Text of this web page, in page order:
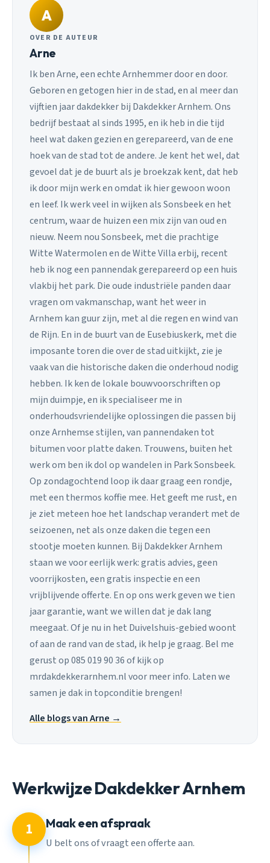
A
OVER DE AUTEUR
Arne
Ik ben Arne, een echte Arnhemmer door en door.
Geboren en getogen hier in de stad, en al meer dan
vijftien jaar dakdekker bij Dakdekker Arnhem. Ons
bedrijf bestaat al sinds 1995, en ik heb in die tijd
heel wat daken gezien en gerepareerd, van de ene
hoek van de stad tot de andere. Je kent het wel, dat
gevoel dat je de buurt als je broekzak kent, dat heb
ik door mijn werk en omdat ik hier gewoon woon
en leef. Ik werk veel in wijken als Sonsbeek en het
centrum, waar de huizen een mix zijn van oud en
nieuw. Neem nou Sonsbeek, met die prachtige
Witte Watermolen en de Witte Villa erbij, recent
heb ik nog een pannendak gerepareerd op een huis
vlakbij het park. Die oude industriële panden daar
vragen om vakmanschap, want het weer in
Arnhem kan guur zijn, met al die regen en wind van
de Rijn. En in de buurt van de Eusebiuskerk, met die
imposante toren die over de stad uitkijkt, zie je
vaak van die historische daken die onderhoud nodig
hebben. Ik ken de lokale bouwvoorschriften op
mijn duimpje, en ik specialiseer me in
onderhoudsvriendelijke oplossingen die passen bij
onze Arnhemse stijlen, van pannendaken tot
bitumen voor platte daken. Trouwens, buiten het
werk om ben ik dol op wandelen in Park Sonsbeek.
Op zondagochtend loop ik daar graag een rondje,
met een thermos koffie mee. Het geeft me rust, en
je ziet meteen hoe het landschap verandert met de
seizoenen, net als onze daken die tegen een
stootje moeten kunnen. Bij Dakdekker Arnhem
staan we voor eerlijk werk: gratis advies, geen
voorrijkosten, een gratis inspectie en een
vrijblijvende offerte. En op ons werk geven we tien
jaar garantie, want we willen dat je dak lang
meegaat. Of je nu in het Duivelshuis-gebied woont
of aan de rand van de stad, ik help je graag. Bel me
gerust op 085 019 90 36 of kijk op
mrdakdekkerarnhem.nl voor meer info. Laten we
samen je dak in topconditie brengen!
Alle blogs van Arne →
Werkwijze Dakdekker Arnhem
1 Maak een afspraak
U belt ons of vraagt een offerte aan.